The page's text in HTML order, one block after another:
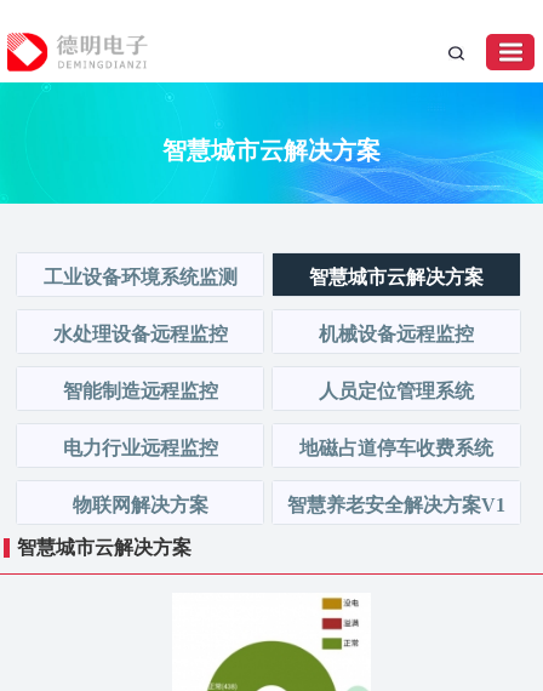
智慧城市云解决方案
工业设备环境系统监测 智慧城市云解决方案
水处理设备远程监控 机械设备远程监控
智能制造远程监控 人员定位管理系统
电力行业远程监控 地磁占道停车收费系统
物联网解决方案 智慧养老安全解决方案V1
智慧城市云解决方案